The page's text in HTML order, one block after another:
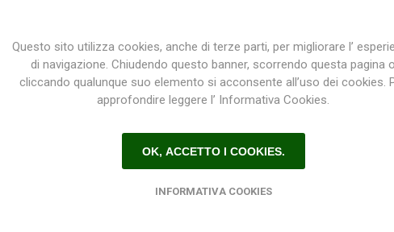
(12) , concime (7), produzione benza (7), concimi (7), concime
propria (5) , produzione concime (5) , produzione (5),
Prodotti correlati
Questo sito utilizza cookies, anche di terze parti, per migliorare l’
di navigazione. Chiudendo questo banner, scorrendo questa pagina o
cliccando qualunque suo elemento si acconsente all’uso dei cookies.
approfondire leggere l’ Informativa Cookies.
OK, ACCETTO I COOKIES.
INFORMATIVA COOKIES